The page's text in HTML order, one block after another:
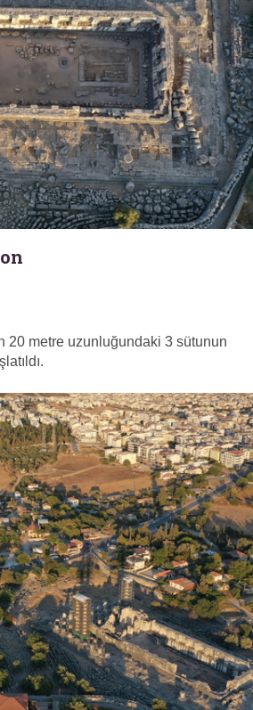
20 metre uzunluğundaki 3 sütunun